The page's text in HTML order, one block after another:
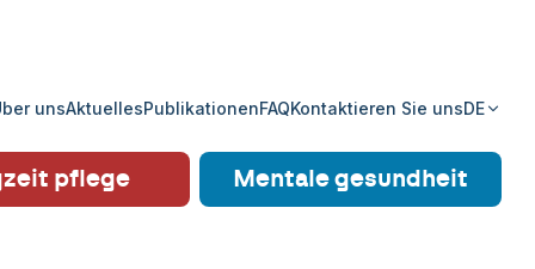
unsAktuellesPublikationenFAQKontaktieren Sie unsDE
pflege Mentale gesundheit